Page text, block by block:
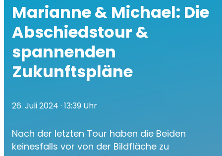
Marianne & Michael: Die
Abschiedstour &
spannenden
Zukunftspläne
26. Juli 2024 · 13:39 Uhr
Nach der letzten Tour haben die Beiden
keinesfalls vor von der Bildfläche zu